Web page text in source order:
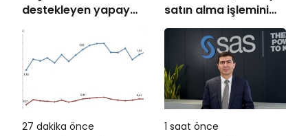
destekleyen yapay
zekâ hizmetleri akıllı
kentler için
finansman ve altyapı
kadar önemli
satın alma işlemini
tamamladı
27 dakika önce 1 saat önce